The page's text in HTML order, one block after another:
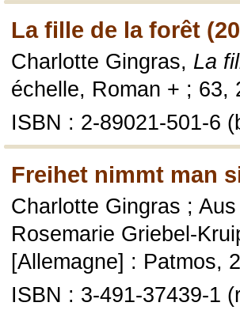
La fille de la forêt
Charlotte Gingras, La
échelle, Roman + ; 63,
ISBN : 2-89021-501-6
Freihet nimmt man
Charlotte Gingras ;
Rosemarie Griebel-
[Allemagne] : Patmos,
ISBN : 3-491-37439-1